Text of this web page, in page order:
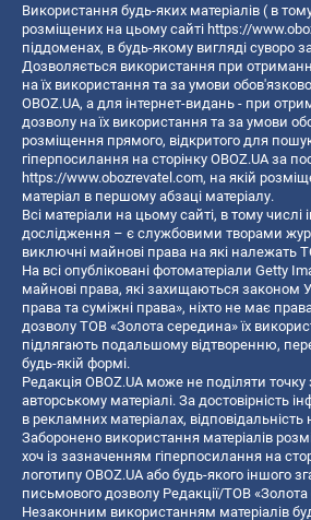
Використання будь-яких матеріалів ( в
розміщених на цьому сайті https://
піддоменах, в будь-якому вигляді суворо
Дозволяється використання при
на їх використання та за умови
OBOZ.UA, а для інтернет-видань - при
дозволу на їх використання та за умови
розміщення прямого, відкритого для
гіперпосилання на сторінку OBOZ.UA за
https://www.obozrevatel.com, на якій
матеріал в першому абзаці матеріалу.
Всі матеріали на цьому сайті, в тому числі
дослідження – є службовими творами
виключні майнові права на які належать
На всі опубліковані фотоматеріали Getty
майнові права, які захищаються законом
права та суміжні права», ніхто не має
дозволу ТОВ «Золота середина» їх
підлягають подальшому відтворенню,
будь-якій формі.
Редакція OBOZ.UA може не поділяти
авторському матеріалі. За достовірність
в рекламних матеріалах,
Заборонено використання матеріалів
хоч із зазначенням гіперпосилання на
логотипу OBOZ.UA або будь-якого іншого
письмового дозволу Редакції/ТОВ
Незаконним використанням матеріалів